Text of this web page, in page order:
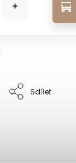
Sdílet